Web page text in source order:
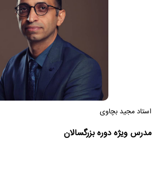
استاد مجید بچاوی
مدرس ویژه دوره بزرگسالان